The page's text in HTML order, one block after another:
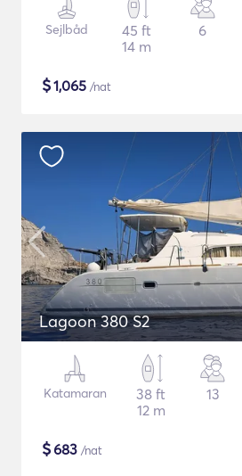
Sejlbåd
45 ft
14 m
6
$1,065 /nat
Lagoon 380 S2
Katamaran
38 ft
12 m
13
$683 /nat